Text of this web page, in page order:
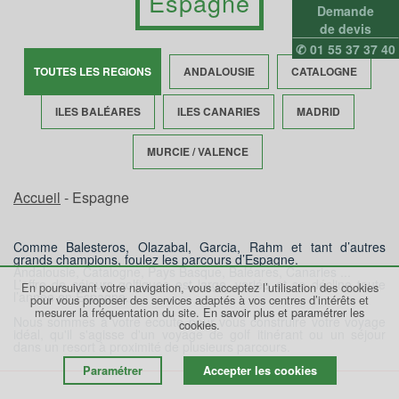
TOUTES LES REGIONS ANDALOUSIE CATALOGNE
ILES BALÉARES ILES CANARIES MADRID
MURCIE / VALENCE
Accueil - Espagne
Comme Balesteros, Olazabal, Garcia, Rahm et tant d’autres
grands champions, foulez les parcours d’Espagne.
Andalousie, Catalogne, Pays Basque, Baléares, Canaries ...
L’offre de séjours golfiques est large, variée et se décline toute
l’année en Espagne.
Nous sommes à votre écoute pour vous construire votre voyage
idéal, qu'il s'agisse d'un voyage de golf itinérant ou un séjour
Demande
de devis
✆ 01 55 37 37 40
En poursuivant votre navigation, vous acceptez l’utilisation des cookies
pour vous proposer des services adaptés à vos centres d’intérêts et
mesurer la fréquentation du site. En savoir plus et paramétrer les
cookies.
Paramétrer Accepter les cookies